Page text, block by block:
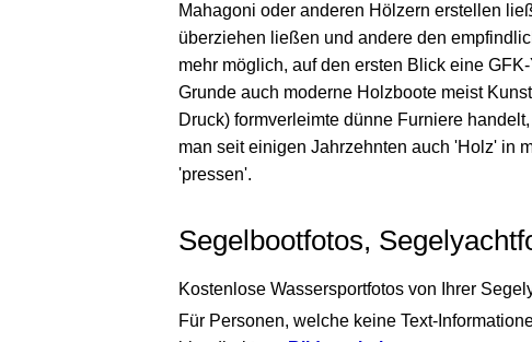
Mahagoni oder anderen Hölzern erstellen
überziehen ließen und andere den
mehr möglich, auf den ersten Blick eine
Grunde auch moderne Holzboote meist
Druck) formverleimte dünne Furniere
man seit einigen Jahrzehnten auch 'Holz' in
'pressen'.
Segelbootfotos,
Kostenlose Wassersportfotos von Ihrer
Für Personen, welche keine Text-